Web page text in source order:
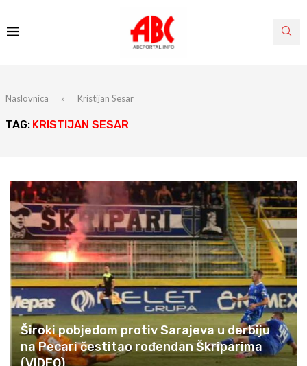
Naslovnica » Kristijan Sesar
TAG: KRISTIJAN SESAR
Široki pobjedom protiv Sarajeva u derbiju
na Pecari čestitao rođendan Škriparima